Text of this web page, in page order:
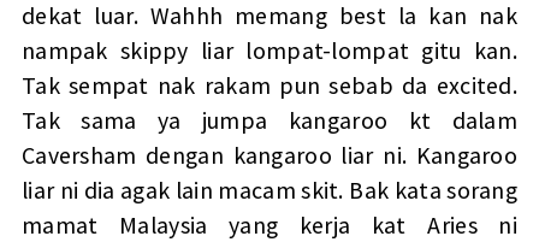
dekat luar. Wahhh memang best la kan nak
nampak skippy liar lompat-lompat gitu kan.
Tak sempat nak rakam pun sebab da excited.
Tak sama ya jumpa kangaroo kt dalam
Caversham dengan kangaroo liar ni. Kangaroo
liar ni dia agak lain macam skit. Bak kata sorang
mamat Malaysia yang kerja kat Aries ni